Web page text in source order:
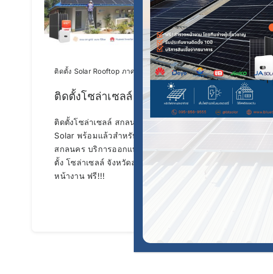
ติดตั้ง Solar Rooftop ภาคอีสาน
ติดตั้งโซล่าเซลล์ สกลนคร
ติดตั้งโซล่าเซลล์ สกลนคร BlueTech
Solar พร้อมแล้วสำหรับพื้นที่จังหวัด
สกลนคร บริการออกแบบ สำรวจ ติด
ตั้ง โซล่าเซลล์ จังหวัดสกลนคร สำรวจ
หน้างาน ฟรี!!!